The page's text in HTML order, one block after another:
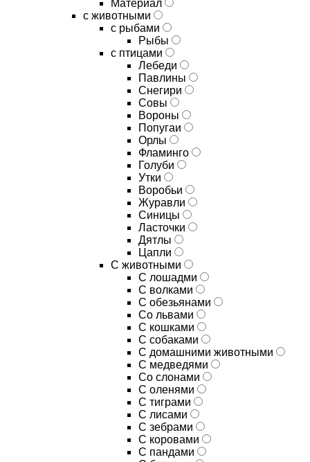
Материал
с животными
с рыбами
Рыбы
с птицами
Лебеди
Павлины
Снегири
Совы
Вороны
Попугаи
Орлы
Фламинго
Голуби
Утки
Воробьи
Журавли
Синицы
Ласточки
Дятлы
Цапли
С животными
С лошадми
С волками
С обезьянами
Со львами
С кошками
С собаками
С домашними животными
С медведями
Со слонами
С оленями
С тиграми
С лисами
С зебрами
С коровами
С пандами